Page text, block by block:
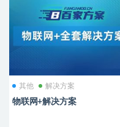
其他 解决方案
物联网+解决方案